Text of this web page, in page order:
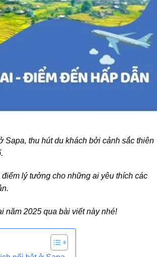
Sapa, thu hút du khách bởi cảnh sắc thiên
lý tưởng cho những ai yêu thích các
năm 2025 qua bài viết này nhé!